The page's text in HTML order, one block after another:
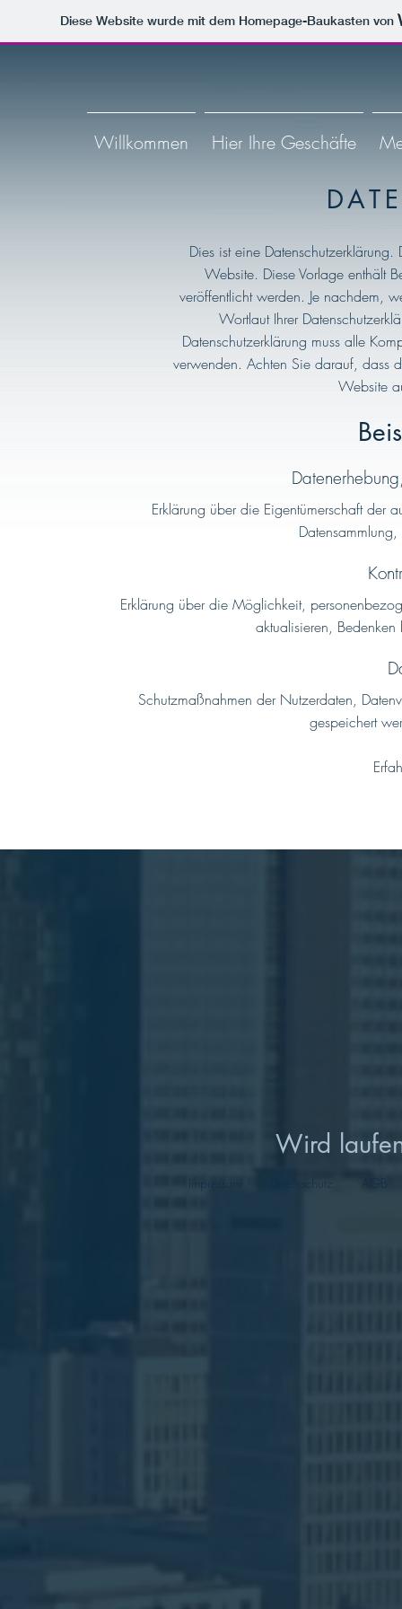
Diese Website wurde mit dem Homepage-Baukasten von
Dies ist eine
Website. Diese Vorlage enthält
veröffentlicht werden. Je nachdem,
Wortlaut Ihrer
Datenschutzerklärung muss alle
verwenden. Achten Sie darauf, dass
Website
Erklärung über die Eigentümerschaft der
Erklärung über die Möglichkeit,
aktualisieren,
Schutzmaßnahmen der Nutzerdaten,
gespeichert
Willkommen Hier Ihre Geschäfte
Wird
Datenschutz